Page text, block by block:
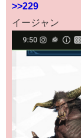
>>229
イージャン